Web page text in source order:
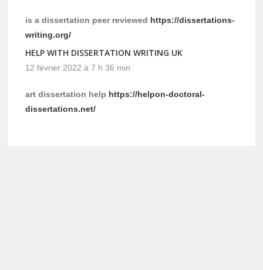
is a dissertation peer reviewed https://dissertations-
writing.org/
HELP WITH DISSERTATION WRITING UK
12 février 2022 à 7 h 36 min
art dissertation help https://helpon-doctoral-
dissertations.net/